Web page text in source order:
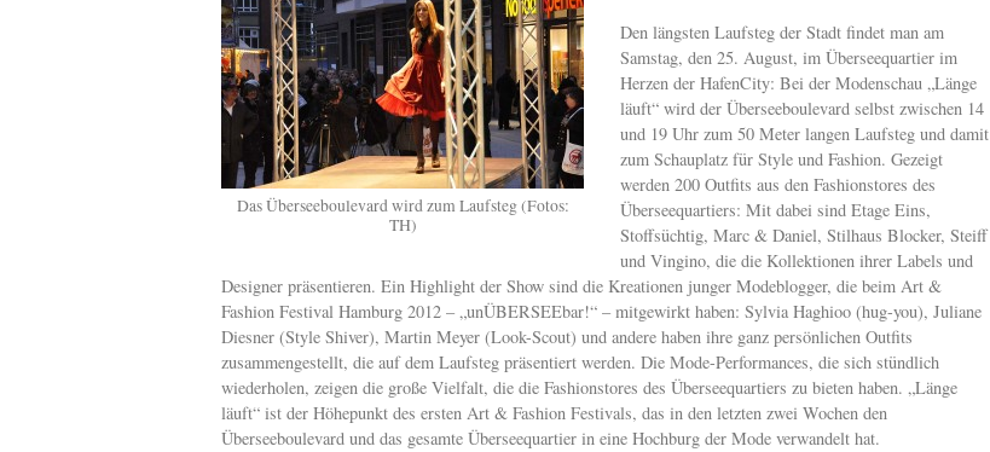
Das Überseeboulevard wird zum Laufsteg (Fotos:
TH)
Den längsten Laufsteg der Stadt findet man am
Samstag, den 25. August, im Überseequartier im
Herzen der HafenCity: Bei der Modenschau „Länge
läuft“ wird der Überseeboulevard selbst zwischen 14
und 19 Uhr zum 50 Meter langen Laufsteg und damit
zum Schauplatz für Style und Fashion. Gezeigt
werden 200 Outfits aus den Fashionstores des
Überseequartiers: Mit dabei sind Etage Eins,
Stoffsüchtig, Marc & Daniel, Stilhaus Blocker, Steiff
und Vingino, die die Kollektionen ihrer Labels und
Designer präsentieren. Ein Highlight der Show sind die Kreationen junger Modeblogger, die beim Art &
Fashion Festival Hamburg 2012 – „unÜBERSEEbar!“ – mitgewirkt haben: Sylvia Haghioo (hug-you), Juliane
Diesner (Style Shiver), Martin Meyer (Look-Scout) und andere haben ihre ganz persönlichen Outfits
zusammengestellt, die auf dem Laufsteg präsentiert werden. Die Mode-Performances, die sich stündlich
wiederholen, zeigen die große Vielfalt, die die Fashionstores des Überseequartiers zu bieten haben. „Länge
läuft“ ist der Höhepunkt des ersten Art & Fashion Festivals, das in den letzten zwei Wochen den
Überseeboulevard und das gesamte Überseequartier in eine Hochburg der Mode verwandelt hat.